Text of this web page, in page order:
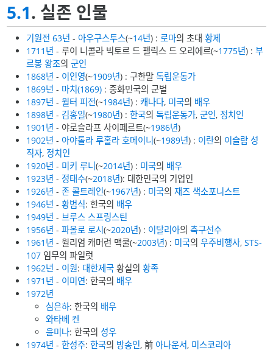
5.1. 실존 인물
기원전 63년 - 아우구스투스(~14년) : 로마의 초대황제
1711년 - 루이 니콜라 빅토르 드 펠릭스 드 오리에르(~1775년) :부
르봉 왕조의군인
1868년 - 이인영(~1909년) : 구한말독립운동가
1869년 - 마치(1869) : 중화민국의 군벌
1897년 -월터 피전(~1984년) : 캐나다, 미국의 배우
1898년 - 김홍일(~1980년) :한국의독립운동가,군인, 정치인
1901년 - 야로슬라프 사이페르트(~1986년)
1902년 - 아야톨라 루홀라 호메이니(~1989년) : 이란의 이슬람 성
직자, 정치인
1920년 - 미키 루니(~2014년) : 미국의 배우
1923년 - 정태수(~2018년): 대한민국의 기업인
1926년 -존 콜트레인(~1967년) : 미국의재즈 색소포니스트
1946년 -황범식: 한국의 배우
1949년 - 브루스 스프링스틴
1956년 -파올로 로시(~2020년) : 이탈리아의축구선수
1961년 - 윌리엄 캐머런 맥쿨(~2003년) : 미국의우주비행사,STS-
107 임무의 파일럿
1962년 - 이원: 대한제국 황실의황족
1971년 - 이미연: 한국의 배우
1972년
심은하: 한국의 배우
와타베 켄
윤미나: 한국의성우
1974년 -한성주:한국의 방송인, 前 아나운서, 미스코리아